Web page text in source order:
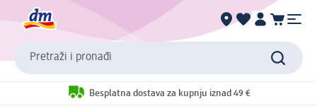
Pretraži i pronađi
Besplatna dostava za kupnju iznad 49 €